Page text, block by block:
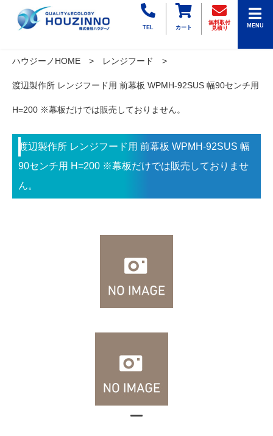
TEL カート
無料取付
見積り
MENU
ハウジーノHOME レンジフード
渡辺製作所 レンジフード用 前幕板 WPMH-92SUS 幅90センチ用
H=200 ※幕板だけでは販売しておりません。
渡辺製作所 レンジフード用 前幕板 WPMH-92SUS 幅
90センチ用 H=200 ※幕板だけでは販売しておりませ
ん。